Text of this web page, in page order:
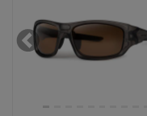
Wraps
Previous